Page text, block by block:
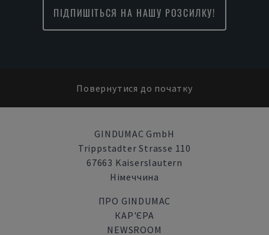
ПІДПИШІТЬСЯ НА НАШУ РОЗСИЛКУ!
Повернутися до початку
GINDUMAC GmbH
Trippstadter Strasse 110
67663 Kaiserslautern
Німеччина
ПРО GINDUMAC
КАР'ЄРА
NEWSROOM